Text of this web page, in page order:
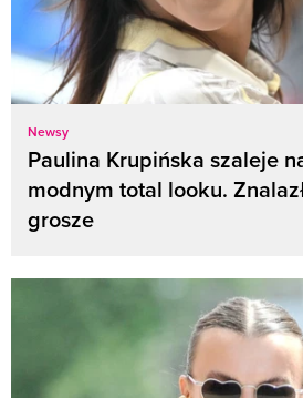
Newsy
Paulina Krupińska szaleje
modnym total looku.
grosze